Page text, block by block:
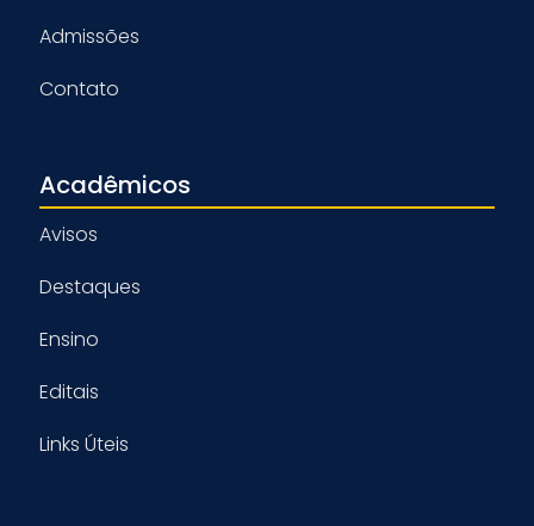
Admissões
Contato
Acadêmicos
Avisos
Destaques
Ensino
Editais
Links Úteis